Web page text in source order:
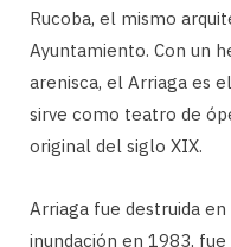
Rucoba, el mismo
Ayuntamiento. Con un
arenisca, el Arriaga es
sirve como teatro de
original del siglo XIX.
Arriaga fue destruida
inundación en 1983,